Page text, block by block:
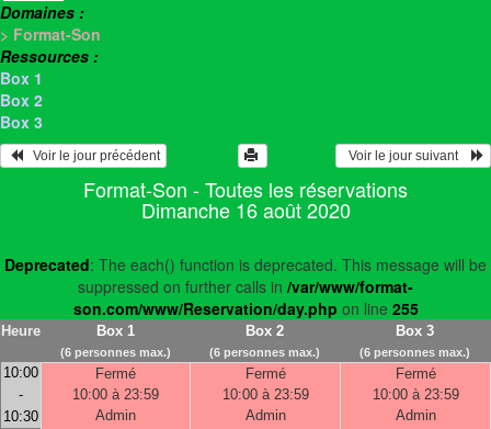
Domaines :
> Format-Son
Ressources :
Box 1
Box 2
Box 3
   Voir le jour précédent
  Voir le jour suivant
Format-Son - Toutes les réservations
Dimanche 16 août 2020
Deprecated: The each() function is deprecated. This message will be
suppressed on further calls in /var/www/format-
son.com/www/Reservation/day.php on line 255
Heure Box 1
(6 personnes max.)
Box 2
(6 personnes max.)
Box 3
(6 personnes max.)
10:00
-
10:30
Fermé
10:00 à 23:59
Admin
Fermé
10:00 à 23:59
Admin
Fermé
10:00 à 23:59
Admin